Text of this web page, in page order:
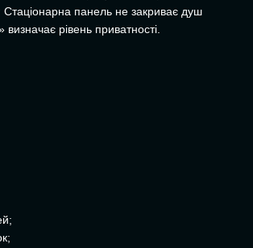
панель не закриває душ
рівень приватності.